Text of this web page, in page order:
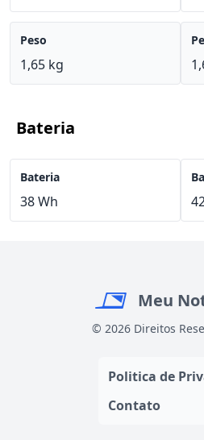
Peso
1,65 kg
Bateria
Bateria
38 Wh
Meu
© 2026 Direitos
Politica de
Contato